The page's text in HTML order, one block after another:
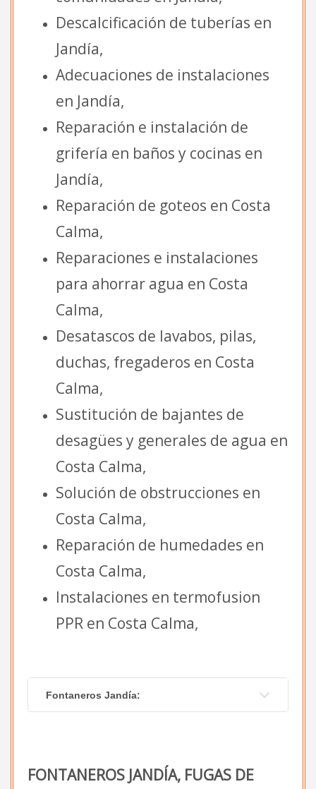
Descalcificación de tuberías en
Jandía,
Adecuaciones de instalaciones
en Jandía,
Reparación e instalación de
grifería en baños y cocinas en
Jandía,
Reparación de goteos en Costa
Calma,
Reparaciones e instalaciones
para ahorrar agua en Costa
Calma,
Desatascos de lavabos, pilas,
duchas, fregaderos en Costa
Calma,
Sustitución de bajantes de
desagües y generales de agua en
Costa Calma,
Solución de obstrucciones en
Costa Calma,
Reparación de humedades en
Costa Calma,
Instalaciones en termofusion
PPR en Costa Calma,
Fontaneros Jandía:
FONTANEROS JANDÍA, FUGAS DE